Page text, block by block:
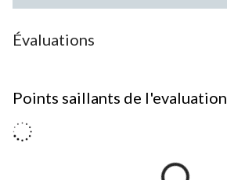
Évaluations
Points saillants de l'evaluation